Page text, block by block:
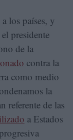
los países, y
presidente
de la
contra la
como medio
la
referente de las
a Estados